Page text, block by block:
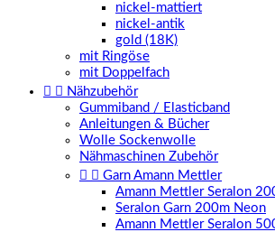
nickel-mattiert
nickel-antik
gold (18K)
mit Ringöse
mit Doppelfach
  Nähzubehör
Gummiband / Elasticband
Anleitungen & Bücher
Wolle Sockenwolle
Nähmaschinen Zubehör
  Garn Amann Mettler
Amann Mettler Seralon
Seralon Garn 200m Neon
Amann Mettler Seralon